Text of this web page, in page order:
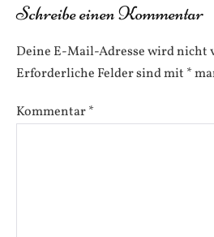
Schreibe einen Kommentar
Deine E-Mail-Adresse wird
Erforderliche Felder sind mit *
Kommentar*